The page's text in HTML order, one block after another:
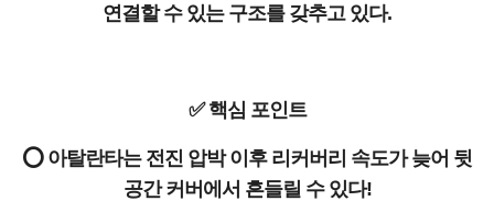
연결할 수 있는 구조를 갖추고 있다.
✅ 핵심 포인트
⭕ 아탈란타는 전진 압박 이후 리커버리 속도가 늦어 뒷
공간 커버에서 흔들릴 수 있다!